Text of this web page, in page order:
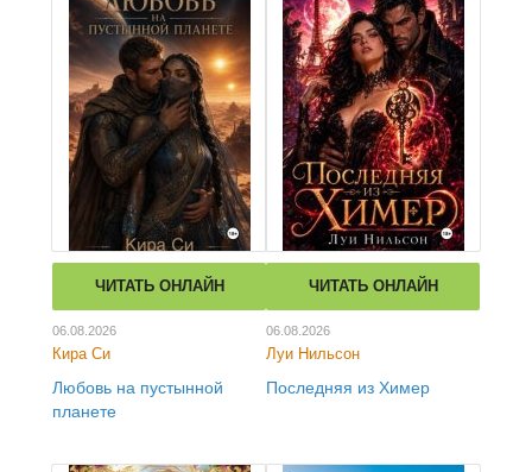
ЧИТАТЬ ОНЛАЙН
06.08.2026
Кира Си
Любовь на пустынной
планете
ЧИТАТЬ ОНЛАЙН
06.08.2026
Луи Нильсон
Последняя из Химер